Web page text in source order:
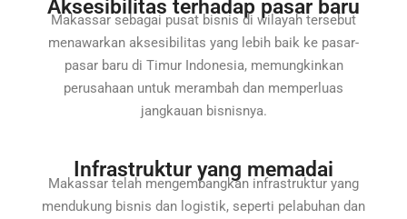
Aksesibilitas terhadap pasar baru
Makassar sebagai pusat bisnis di wilayah tersebut
menawarkan aksesibilitas yang lebih baik ke pasar-
pasar baru di Timur Indonesia, memungkinkan
perusahaan untuk merambah dan memperluas
jangkauan bisnisnya.
Infrastruktur yang memadai
Makassar telah mengembangkan infrastruktur yang
mendukung bisnis dan logistik, seperti pelabuhan dan